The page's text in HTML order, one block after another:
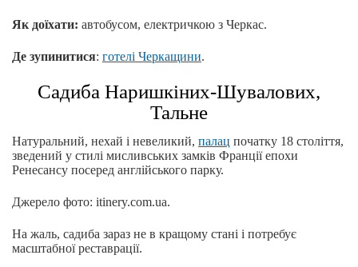
Як доїхати: автобусом, електричкою з Черкас.
Де зупинитися: готелі Черкащини.
Садиба Наришкіних-Шувалових,
Тальне
Натуральний, нехай і невеликий, палац початку 18 століття,
зведений у стилі мисливських замків Франції епохи
Ренесансу посеред англійського парку.
Джерело фото: itinery.com.ua.
На жаль, садиба зараз не в кращому стані і потребує
масштабної реставрації.